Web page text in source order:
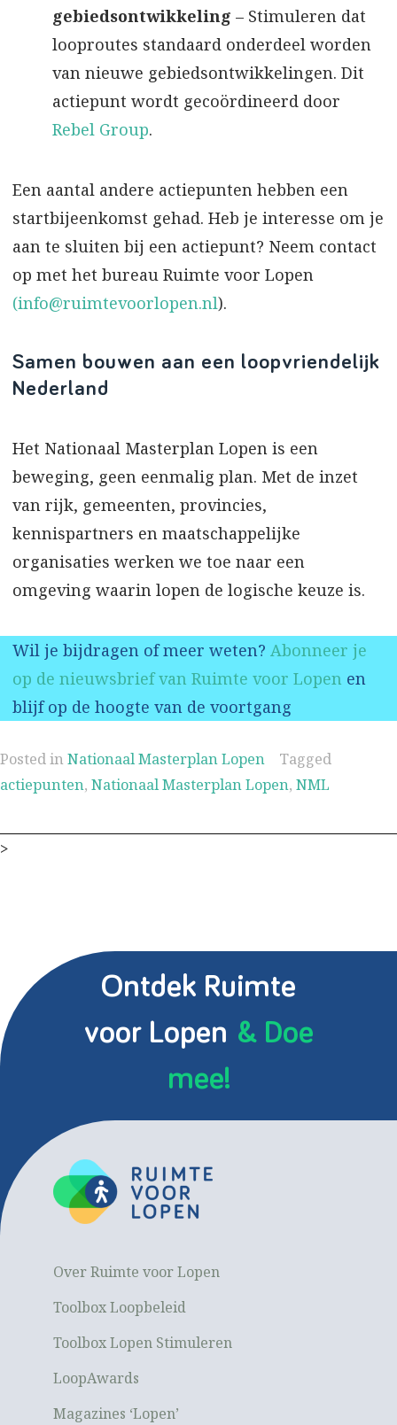
gebiedsontwikkeling – Stimuleren dat
looproutes standaard onderdeel worden
van nieuwe gebiedsontwikkelingen. Dit
actiepunt wordt gecoördineerd door
Rebel Group.
Een aantal andere actiepunten hebben een
startbijeenkomst gehad. Heb je interesse om je
aan te sluiten bij een actiepunt? Neem contact
op met het bureau Ruimte voor Lopen
(info@ruimtevoorlopen.nl).
Samen bouwen aan een loopvriendelijk
Nederland
Het Nationaal Masterplan Lopen is een
beweging, geen eenmalig plan. Met de inzet
van rijk, gemeenten, provincies,
kennispartners en maatschappelijke
organisaties werken we toe naar een
omgeving waarin lopen de logische keuze is.
Wil je bijdragen of meer weten? Abonneer je
op de nieuwsbrief van Ruimte voor Lopen en
blijf op de hoogte van de voortgang
Posted in Nationaal Masterplan Lopen
Tagged
actiepunten, Nationaal Masterplan Lopen, NML
>
Ontdek Ruimte
voor Lopen & Doe
mee!
Over Ruimte voor Lopen
Toolbox Loopbeleid
Toolbox Lopen Stimuleren
LoopAwards
Magazines ‘Lopen’